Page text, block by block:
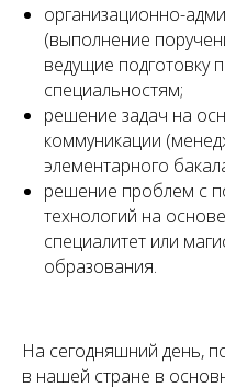
организационно-
(выполнение
ведущие подготовку
специальностям;
решение задач на
коммуникации
элементарного
решение проблем с
технологий на
специалитет или
образования.
На сегодняшний день,
в нашей стране в